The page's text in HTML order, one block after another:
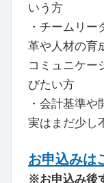
いう方
・チームリ
革や人材の育
コミュニケー
びたい方
・会計基準や
実はまだ少し
お申込みは
※お申込み後